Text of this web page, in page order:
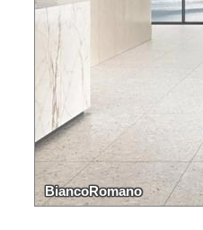
BiancoRomano